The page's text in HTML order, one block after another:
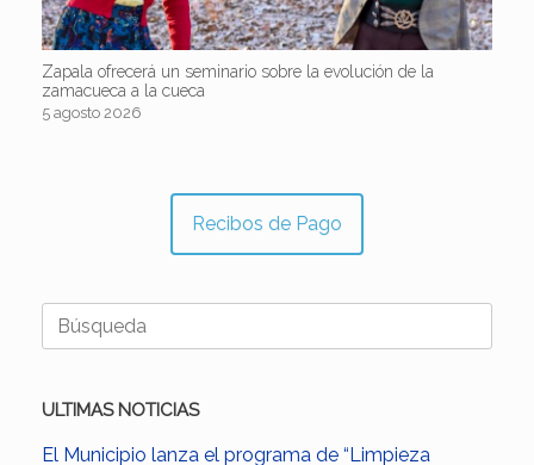
Zapala ofrecerá un seminario sobre la evolución de la
zamacueca a la cueca
5 agosto 2026
Recibos de Pago
Buscar:
ULTIMAS NOTICIAS
El Municipio lanza el programa de “Limpieza